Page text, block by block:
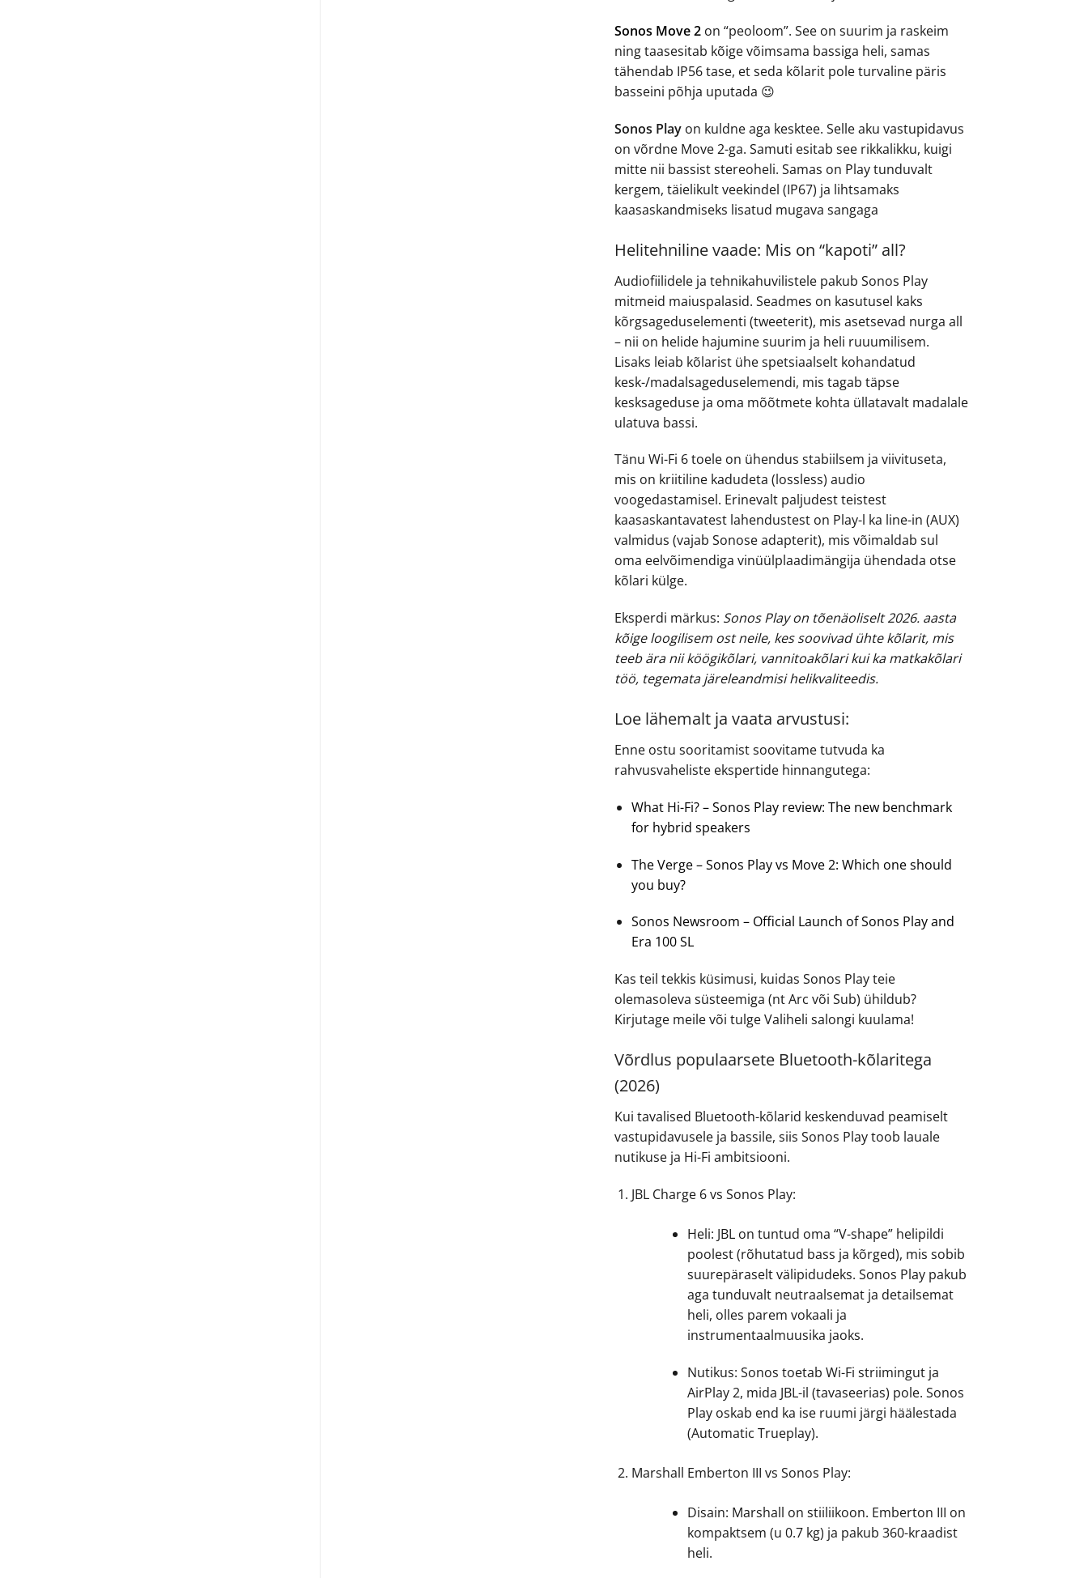
Sonos Move 2 on “peoloom”. See on suurim ja raskeim
ning taasesitab kõige võimsama bassiga heli, samas
tähendab IP56 tase, et seda kõlarit pole turvaline päris
basseini põhja uputada 😉
Sonos Play on kuldne aga kesktee. Selle aku vastupidavus
on võrdne Move 2-ga. Samuti esitab see rikkalikku, kuigi
mitte nii bassist stereoheli. Samas on Play tunduvalt
kergem, täielikult veekindel (IP67) ja lihtsamaks
kaasaskandmiseks lisatud mugava sangaga
Helitehniline vaade: Mis on “kapoti” all?
Audiofiilidele ja tehnikahuvilistele pakub Sonos Play
mitmeid maiuspalasid. Seadmes on kasutusel kaks
kõrgsageduselementi (tweeterit), mis asetsevad nurga all
– nii on helide hajumine suurim ja heli ruuumilisem.
Lisaks leiab kõlarist ühe spetsiaalselt kohandatud
kesk-/madalsageduselemendi, mis tagab täpse
kesksageduse ja oma mõõtmete kohta üllatavalt madalale
ulatuva bassi.
Tänu Wi-Fi 6 toele on ühendus stabiilsem ja viivituseta,
mis on kriitiline kadudeta (lossless) audio
voogedastamisel. Erinevalt paljudest teistest
kaasaskantavatest lahendustest on Play-l ka line-in (AUX)
valmidus (vajab Sonose adapterit), mis võimaldab sul
oma eelvõimendiga vinüülplaadimängija ühendada otse
kõlari külge.
Eksperdi märkus: Sonos Play on tõenäoliselt 2026. aasta
kõige loogilisem ost neile, kes soovivad ühte kõlarit, mis
teeb ära nii köögikõlari, vannitoakõlari kui ka matkakõlari
töö, tegemata järeleandmisi helikvaliteedis.
Loe lähemalt ja vaata arvustusi:
Enne ostu sooritamist soovitame tutvuda ka
rahvusvaheliste ekspertide hinnangutega:
What Hi-Fi? – Sonos Play review: The new benchmark
for hybrid speakers
The Verge – Sonos Play vs Move 2: Which one should
you buy?
Sonos Newsroom – Official Launch of Sonos Play and
Era 100 SL
Kas teil tekkis küsimusi, kuidas Sonos Play teie
olemasoleva süsteemiga (nt Arc või Sub) ühildub?
Kirjutage meile või tulge Valiheli salongi kuulama!
Võrdlus populaarsete Bluetooth-kõlaritega
(2026)
Kui tavalised Bluetooth-kõlarid keskenduvad peamiselt
vastupidavusele ja bassile, siis Sonos Play toob lauale
nutikuse ja Hi-Fi ambitsiooni.
JBL Charge 6 vs Sonos Play:
Heli: JBL on tuntud oma “V-shape” helipildi
poolest (rõhutatud bass ja kõrged), mis sobib
suurepäraselt välipidudeks. Sonos Play pakub
aga tunduvalt neutraalsemat ja detailsemat
heli, olles parem vokaali ja
instrumentaalmuusika jaoks.
Nutikus: Sonos toetab Wi-Fi striimingut ja
AirPlay 2, mida JBL-il (tavaseerias) pole. Sonos
Play oskab end ka ise ruumi järgi häälestada
(Automatic Trueplay).
Marshall Emberton III vs Sonos Play:
Disain: Marshall on stiiliikoon. Emberton III on
kompaktsem (u 0.7 kg) ja pakub 360-kraadist
heli.